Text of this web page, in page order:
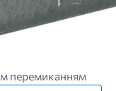
перемиканням